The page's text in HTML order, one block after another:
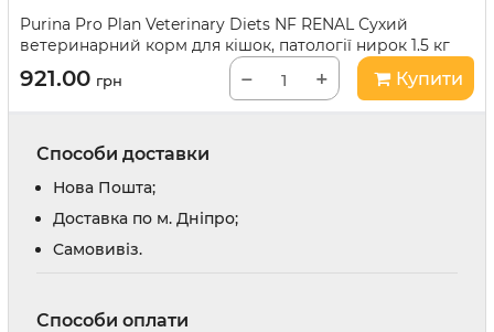
Purina Pro Plan Veterinary Diets NF RENAL Сухий
ветеринарний корм для кішок, патології нирок 1.5 кг
921.00 грн − + Купити
Способи доставки
Нова Пошта;
Доставка по м. Дніпро;
Cамовивіз.
Способи оплати